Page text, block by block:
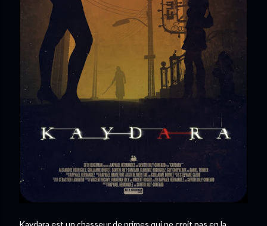
Kaydara est un chasseur de primes qui ne croit pas en la